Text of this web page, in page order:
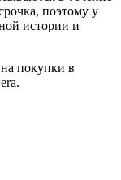
поэтому у
истории и
покупки в